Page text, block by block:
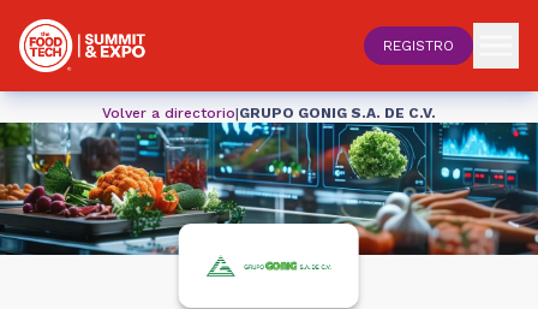
REGISTRO
Volver a directorio|GRUPO GONIG S.A. DE C.V.